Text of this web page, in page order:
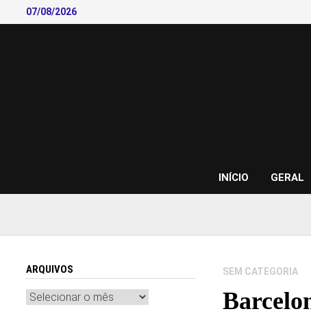
to
07/08/2026
INÍCIO GERAL
SEM CATEGORIA
ARQUIVOS
Arquivos